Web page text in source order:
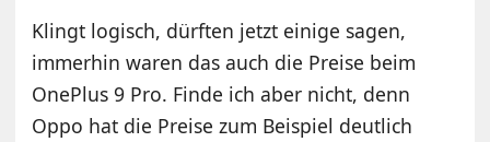
Klingt logisch, dürften jetzt einige sagen,
immerhin waren das auch die Preise beim
OnePlus 9 Pro. Finde ich aber nicht, denn
Oppo hat die Preise zum Beispiel deutlich